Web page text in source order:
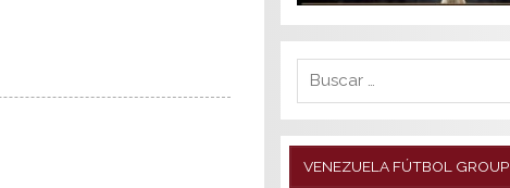
VENEZUELA FÚTBOL GROUP